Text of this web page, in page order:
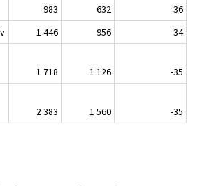
983 632
-36
1 446 956
-34
1 718 1 126
-35
2 383 1 560 -35